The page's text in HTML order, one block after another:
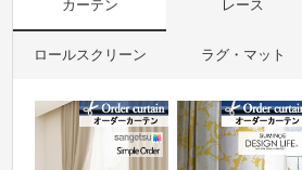
カーテン レース
ロールスクリーン ラグ・マット